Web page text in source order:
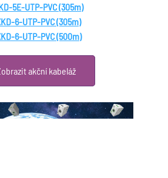
5E-UTP-PVC (305m)
6-UTP-PVC (305m)
6-UTP-PVC (500m)
akční kabeláž